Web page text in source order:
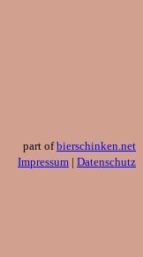
part ofbierschinken.net
Impressum | Datenschutz